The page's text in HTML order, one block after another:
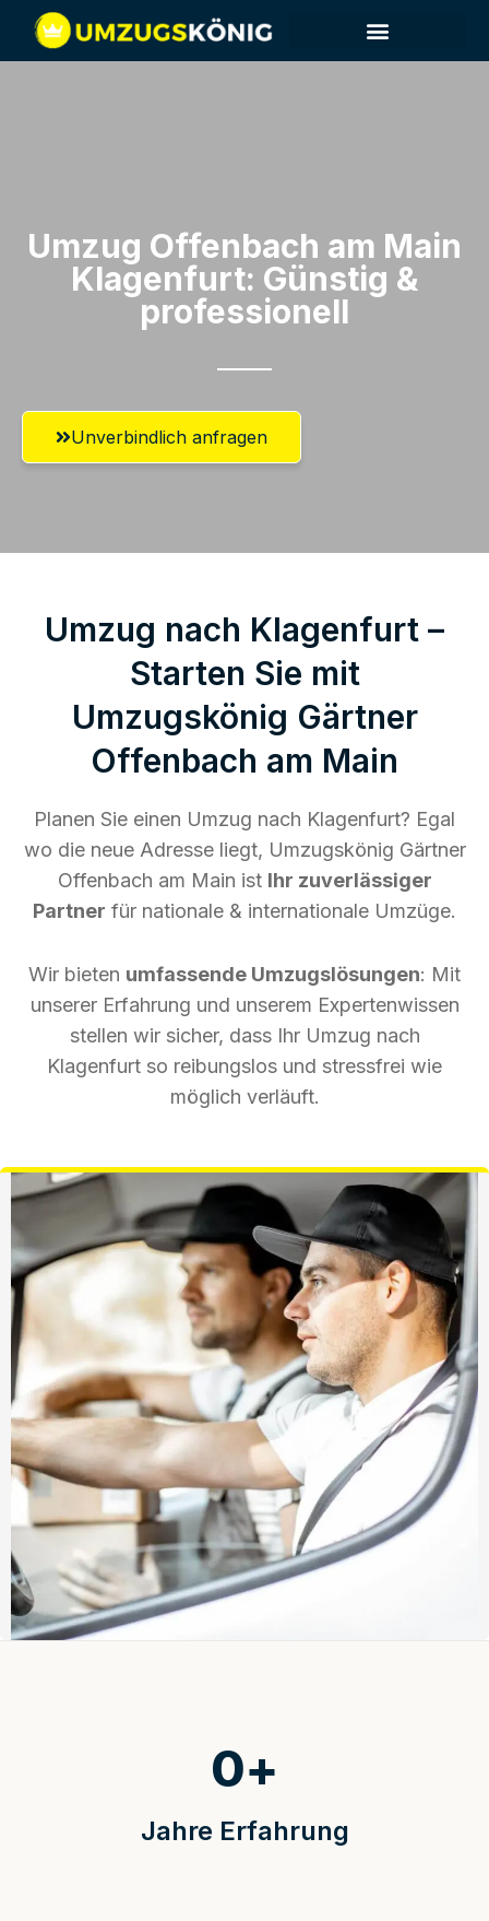
Umzug Offenbach am Main​
Klagenfurt: Günstig &
professionell​
Unverbindlich anfragen
Umzug nach Klagenfurt –
Starten Sie mit
Umzugskönig Gärtner
Offenbach am Main
Planen Sie einen Umzug nach Klagenfurt? Egal
wo die neue Adresse liegt, Umzugskönig Gärtner
Offenbach am Main ist Ihr zuverlässiger
Partner für nationale & internationale Umzüge.
Wir bieten umfassende Umzugslösungen: Mit
unserer Erfahrung und unserem Expertenwissen
stellen wir sicher, dass Ihr Umzug nach
Klagenfurt so reibungslos und stressfrei wie
möglich verläuft.
Jahre Erfahrung
0+